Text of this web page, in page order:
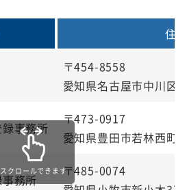
住
〒454-8558
愛知県名古屋市中川区
事務所
〒473-0917
愛知県豊田市若林西町
務所
〒485-0074
スクロールできます